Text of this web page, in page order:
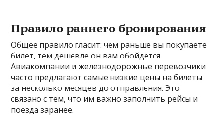
Правило раннего бронирования
Общее правило гласит: чем раньше вы покупаете
билет, тем дешевле он вам обойдётся.
Авиакомпании и железнодорожные перевозчики
часто предлагают самые низкие цены на билеты
за несколько месяцев до отправления. Это
связано с тем, что им важно заполнить рейсы и
поезда заранее.